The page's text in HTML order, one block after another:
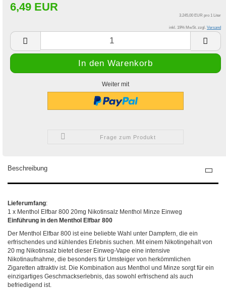
6,49 EUR
3.245,00 EUR pro 1 Liter
inkl. 19% MwSt. zzgl. Versand
Weiter mit
Frage zum Produkt
Beschreibung
Lieferumfang:
1 x Menthol Elfbar 800 20mg Nikotinsalz Menthol Minze Einweg
Einführung in den Menthol Elfbar 800
Der Menthol Elfbar 800 ist eine beliebte Wahl unter Dampfern, die ein
erfrischendes und kühlendes Erlebnis suchen. Mit einem Nikotingehalt von
20 mg Nikotinsalz bietet dieser Einweg-Vape eine intensive
Nikotinaufnahme, die besonders für Umsteiger von herkömmlichen
Zigaretten attraktiv ist. Die Kombination aus Menthol und Minze sorgt für ein
einzigartiges Geschmackserlebnis, das sowohl erfrischend als auch
befriedigend ist.